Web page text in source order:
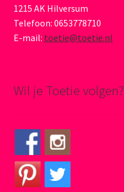
1215 AK Hilversum
Telefoon: 0653778710
E-mail: toetie@toetie.nl
Wil je Toetie volgen?